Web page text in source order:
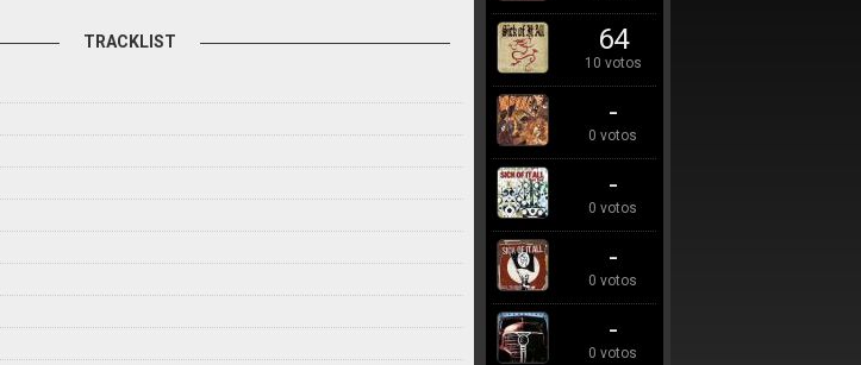
TRACKLIST 64
10 votos
-
0 votos
-
0 votos
-
0 votos
-
0 votos